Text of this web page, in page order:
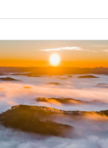
Cai Quy Nhơn